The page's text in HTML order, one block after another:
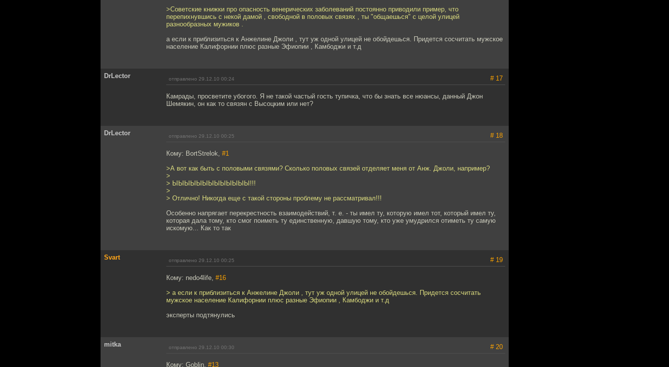
>Советские книжки про опасность венерических заболеваний постоянно приводили пример, что
перепихнувшись с некой дамой , свободной в половых связях , ты "общаешься" с целой улицей
разнообразных мужиков .
а если к приблизиться к Анжелине Джоли , тут уж одной улицей не обойдешься. Придется сосчитать мужское
население Калифорнии плюс разные Эфиопии , Камбоджи и т.д
DrLector отправлено 29.12.10 00:24 # 17
Камрады, просветите убогого. Я не такой частый гость тупичка, что бы знать все нюансы, данный Джон
Шемякин, он как то связян с Высоцким или нет?
DrLector отправлено 29.12.10 00:25 # 18
Кому: BortStrelok, #1
>А вот как быть с половыми связями? Сколько половых связей отделяет меня от Анж. Джоли, например?
>
> ЫЫЫЫЫЫЫЫЫЫЫЫЫ!!!
>
> Отлично! Никогда еще с такой стороны проблему не рассматривал!!!
Особенно напрягает перекрестность взаимодействий, т. е. - ты имел ту, которую имел тот, который имел ту,
которая дала тому, кто смог поиметь ту единственную, давшую тому, кто уже умудрился отиметь ту самую
искомую... Как то так
Svart отправлено 29.12.10 00:25 # 19
Кому: nedo4life, #16
> а если к приблизиться к Анжелине Джоли , тут уж одной улицей не обойдешься. Придется сосчитать
мужское население Калифорнии плюс разные Эфиопии , Камбоджи и т.д
эксперты подтянулись
mitka отправлено 29.12.10 00:30 # 20
Кому: Goblin, #13